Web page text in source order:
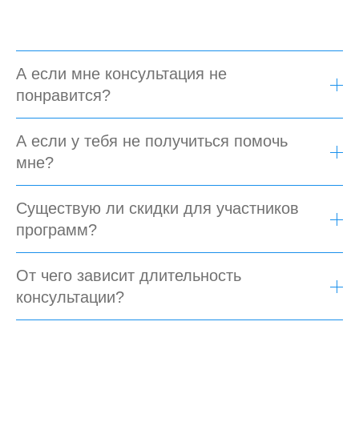
А если мне консультация не
понравится?
А если у тебя не получиться помочь
мне?
Существую ли скидки для участников
программ?
От чего зависит длительность
консультации?